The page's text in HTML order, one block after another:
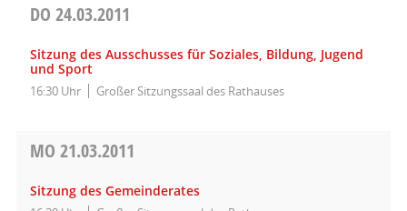
DO 24.03.2011
Sitzung des Ausschusses für Soziales, Bildung, Jugend
und Sport
16:30 Uhr Großer Sitzungssaal des Rathauses
MO 21.03.2011
Sitzung des Gemeinderates